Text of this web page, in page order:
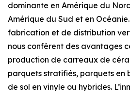
dominante en Amérique du
Amérique du Sud et en
fabrication et de distribution
nous confèrent des avantages
production de carreaux de
parquets stratifiés, parquets en
de sol en vinyle ou hybrides.